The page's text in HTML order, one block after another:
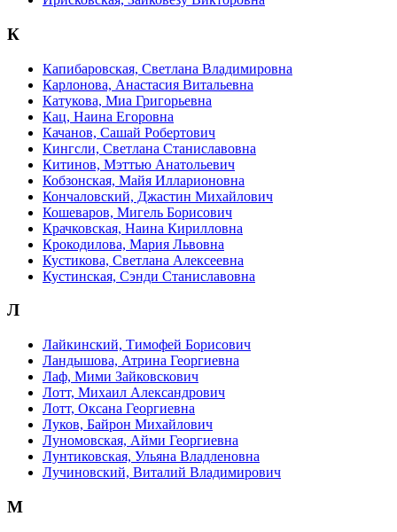
К
Капибаровская, Светлана Владимировна
Карлонова, Анастасия Витальевна
Катукова, Миа Григорьевна
Кац, Наина Егоровна
Качанов, Сашай Робертович
Кингсли, Светлана Станиславовна
Китинов, Мэттью Анатольевич
Кобзонская, Майя Илларионовна
Кончаловский, Джастин Михайлович
Кошеваров, Мигель Борисович
Крачковская, Наина Кирилловна
Крокодилова, Мария Львовна
Кустикова, Светлана Алексеевна
Кустинская, Сэнди Станиславовна
Л
Лайкинский, Тимофей Борисович
Ландышова, Атрина Георгиевна
Лаф, Мими Зайковскович
Лотт, Михаил Александрович
Лотт, Оксана Георгиевна
Луков, Байрон Михайлович
Луномовская, Айми Георгиевна
Лунтиковская, Ульяна Владленовна
Лучиновский, Виталий Владимирович
М